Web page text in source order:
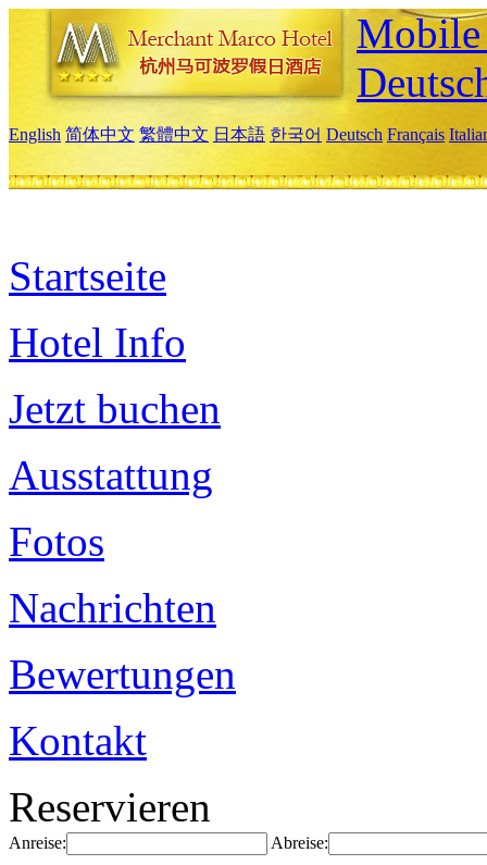
English 简体中文 繁體中文 日本語 한국어 Deutsch Français
Startseite
Hotel Info
Jetzt buchen
Ausstattung
Fotos
Nachrichten
Bewertungen
Kontakt
Reservieren
Anreise: Abreise: